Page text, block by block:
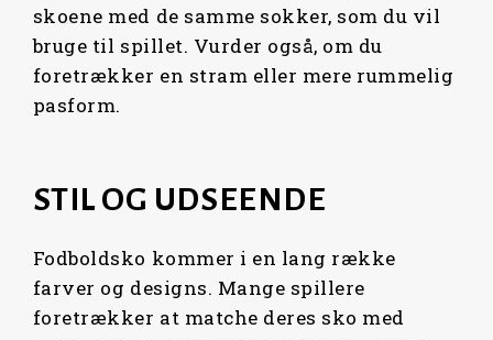
skoene med de samme sokker, som du vil
bruge til spillet. Vurder også, om du
foretrækker en stram eller mere rummelig
pasform.
STIL OG UDSEENDE
Fodboldsko kommer i en lang række
farver og designs. Mange spillere
foretrækker at matche deres sko med